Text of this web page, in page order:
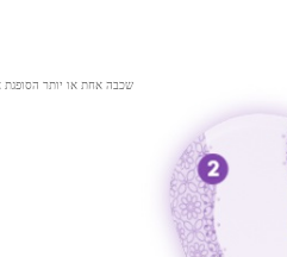
.שכבה אחת או יותר